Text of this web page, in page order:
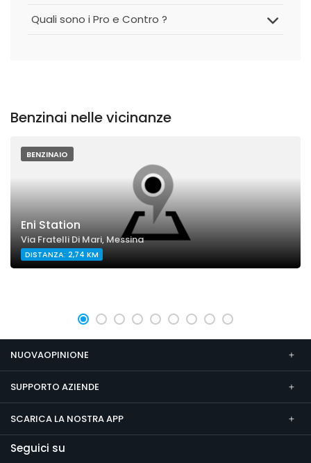
Quali sono i Pro e Contro ?
Benzinai nelle vicinanze
BENZINAIO
Eni Station
Via Fratelli Di Mari, Messina
DISTANZA: 2,74 KM
NUOVAOPINIONE
SUPPORTO AZIENDE
SCARICA LA NOSTRA APP
Seguici su